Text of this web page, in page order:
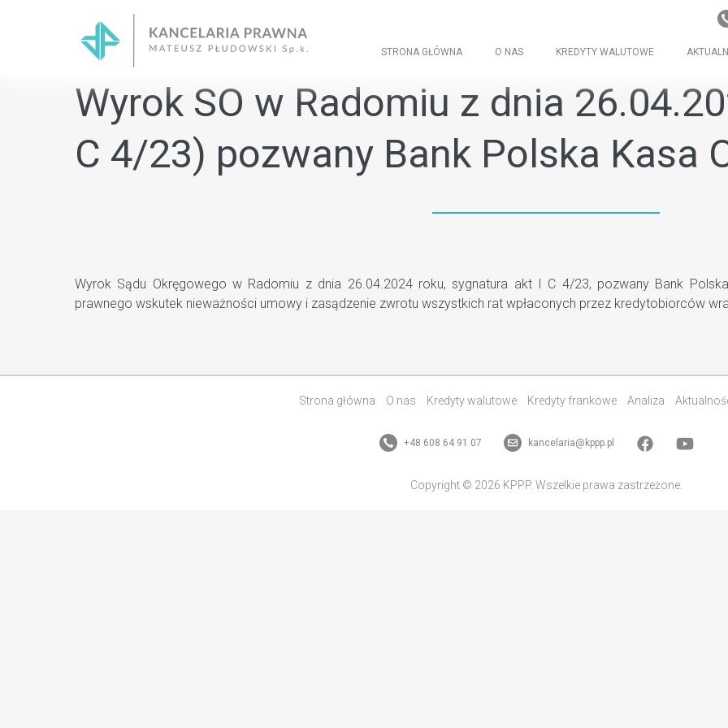
STRONA GŁÓWNA O NAS KREDYTY WALUTOWE
Wyrok SO w Radomiu z dnia
C 4/23) pozwany Bank Polska Kasa
Wyrok Sądu Okręgowego w Radomiu z dnia 26.04.2024 roku, sygnatura akt I C 4/23, pozwany Bank
prawnego wskutek nieważności umowy i zasądzenie zwrotu wszystkich rat wpłaconych przez kredytobiorców
Strona główna O nas Kredyty walutowe Kredyty frankowe Analiza
+48 608 64 91 07 kancelaria@kppp.pl
Copyright © 2026 KPPP. Wszelkie prawa zastrzeżone.